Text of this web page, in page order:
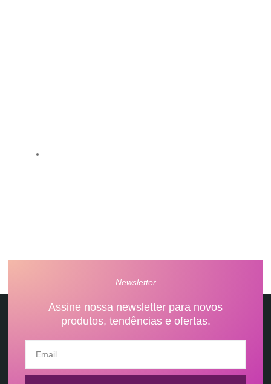
Newsletter
Assine nossa newsletter para novos
produtos, tendências e ofertas.